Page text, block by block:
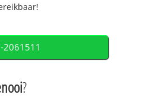
2061511
?